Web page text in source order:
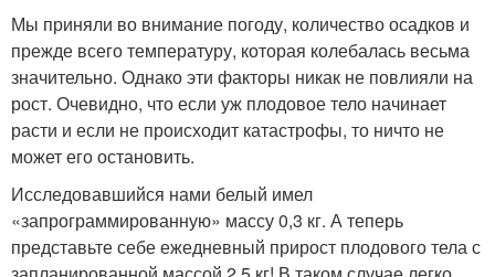
Мы приняли во внимание погоду, количество осадков и
прежде всего температуру, которая колебалась весьма
значительно. Однако эти факторы никак не повлияли на
рост. Очевидно, что если уж пло­довое тело начинает
расти и если не происходит катастрофы, то ни­что не
может его остановить.
Исследовавшийся нами белый имел
«запрограммированную» мас­су 0,3 кг. А теперь
представьте себе ежедневный прирост плодового тела с